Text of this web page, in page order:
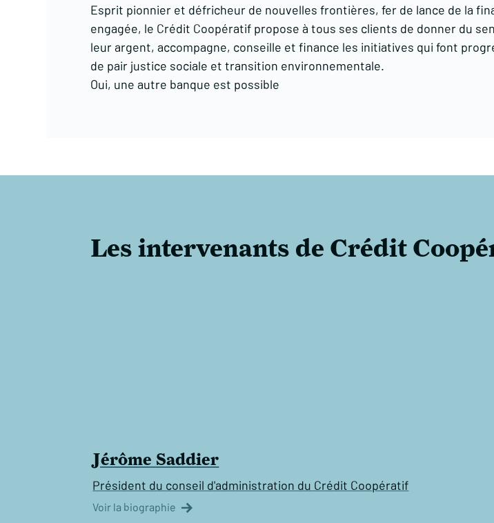
Esprit pionnier et défricheur de nouvelles frontières, fer de lance de la
engagée, le Crédit Coopératif propose à tous ses clients de donner du
leur argent, accompagne, conseille et finance les initiatives qui font
de pair justice sociale et transition environnementale.
Oui, une autre banque est possible
Les intervenants de Crédit
Jérôme Saddier
Président du conseil d'administration du Crédit Coopératif
Voir la biographie